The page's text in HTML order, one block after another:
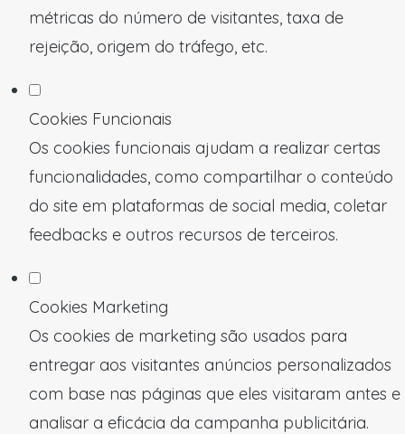
métricas do número de visitantes, taxa de
rejeição, origem do tráfego, etc.
Cookies Funcionais
Os cookies funcionais ajudam a realizar certas
funcionalidades, como compartilhar o conteúdo
do site em plataformas de social media, coletar
feedbacks e outros recursos de terceiros.
Cookies Marketing
Os cookies de marketing são usados para
entregar aos visitantes anúncios personalizados
com base nas páginas que eles visitaram antes e
analisar a eficácia da campanha publicitária.